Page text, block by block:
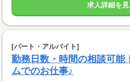
求人詳細を見
[パート・アルバイト]
勤務日数・時間の相談可能
ムでのお仕事♪